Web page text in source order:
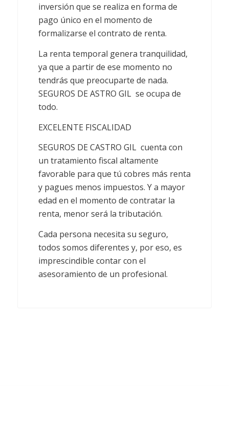
inversión que se realiza en forma de
pago único en el momento de
formalizarse el contrato de renta.
La renta temporal genera tranquilidad,
ya que a partir de ese momento no
tendrás que preocuparte de nada.
SEGUROS DE ASTRO GIL se ocupa de
todo.
EXCELENTE FISCALIDAD
SEGUROS DE CASTRO GIL cuenta con
un tratamiento fiscal altamente
favorable para que tú cobres más renta
y pagues menos impuestos. Y a mayor
edad en el momento de contratar la
renta, menor será la tributación.
Cada persona necesita su seguro,
todos somos diferentes y, por eso, es
imprescindible contar con el
asesoramiento de un profesional.